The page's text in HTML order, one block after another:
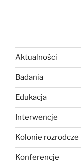
Aktualności
Badania
Edukacja
Interwencje
Kolonie rozrodcze
Konferencje